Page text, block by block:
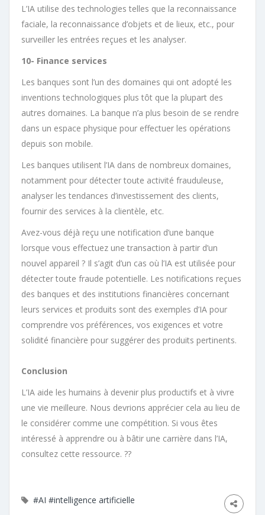
L’IA utilise des technologies telles que la reconnaissance
faciale, la reconnaissance d’objets et de lieux, etc., pour
surveiller les entrées reçues et les analyser.
10- Finance services
Les banques sont l’un des domaines qui ont adopté les
inventions technologiques plus tôt que la plupart des
autres domaines. La banque n’a plus besoin de se rendre
dans un espace physique pour effectuer les opérations
depuis son mobile.
Les banques utilisent l’IA dans de nombreux domaines,
notamment pour détecter toute activité frauduleuse,
analyser les tendances d’investissement des clients,
fournir des services à la clientèle, etc.
Avez-vous déjà reçu une notification d’une banque
lorsque vous effectuez une transaction à partir d’un
nouvel appareil ? Il s’agit d’un cas où l’IA est utilisée pour
détecter toute fraude potentielle. Les notifications reçues
des banques et des institutions financières concernant
leurs services et produits sont des exemples d’IA pour
comprendre vos préférences, vos exigences et votre
solidité financière pour suggérer des produits pertinents.
Conclusion
L’IA aide les humains à devenir plus productifs et à vivre
une vie meilleure. Nous devrions apprécier cela au lieu de
le considérer comme une compétition. Si vous êtes
intéressé à apprendre ou à bâtir une carrière dans l’IA,
consultez cette ressource. ??
#AI #intelligence artificielle